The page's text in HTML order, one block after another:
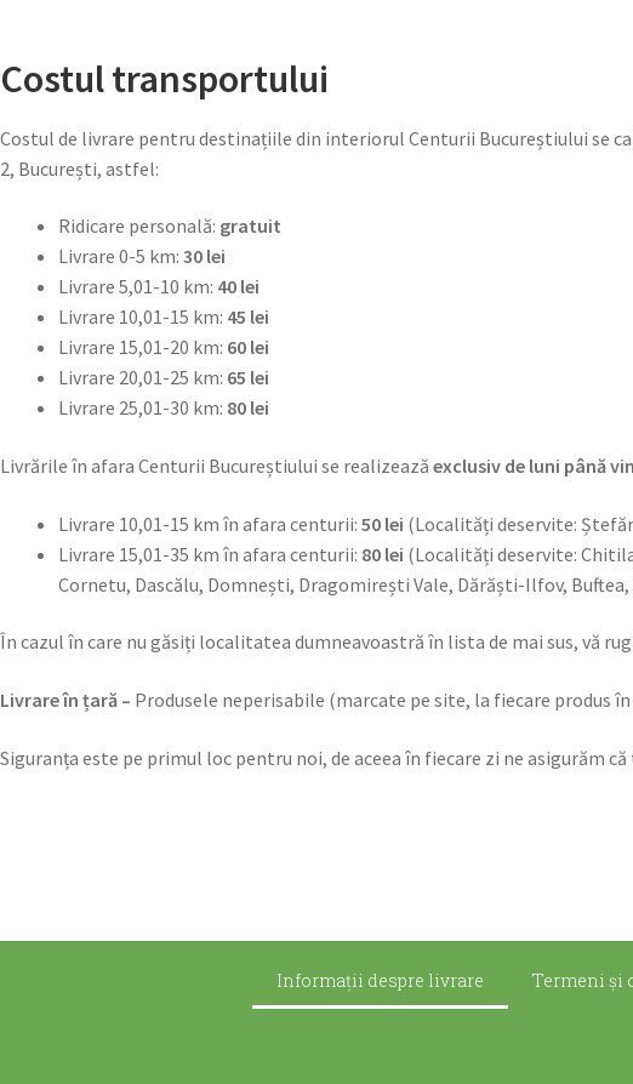
Costul transportului
Costul de livrare pentru destinațiile din interiorul Centurii Bucureștiului se
2, București, astfel:
Ridicare personală: gratuit
Livrare 0-5 km: 30 lei
Livrare 5,01-10 km: 40 lei
Livrare 10,01-15 km: 45 lei
Livrare 15,01-20 km: 60 lei
Livrare 20,01-25 km: 65 lei
Livrare 25,01-30 km: 80 lei
Livrările în afara Centurii Bucureștiului se realizează exclusiv de luni până
Livrare 10,01-15 km în afara centurii: 50 lei (Localități deservite:
Livrare 15,01-35 km în afara centurii: 80 lei (Localități deservite:
Cornetu, Dascălu, Domnești, Dragomirești Vale, Dărăști-Ilfov,
În cazul în care nu găsiți localitatea dumneavoastră în lista de mai sus, vă
Livrare în țară – Produsele neperisabile (marcate pe site, la fiecare produs
Siguranța este pe primul loc pentru noi, de aceea în fiecare zi ne asigurăm
Informații despre livrare Termeni şi